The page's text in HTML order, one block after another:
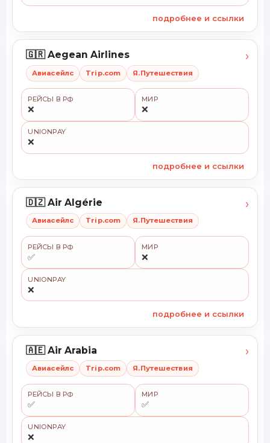
подробнее и ссылки
🇬🇷 Aegean Airlines
Авиасейлс Trip.com Я.Путешествия
›
РЕЙСЫ В РФ
❌
МИР
❌
UNIONPAY
❌
подробнее и ссылки
🇩🇿 Air Algérie
Авиасейлс Trip.com Я.Путешествия
›
РЕЙСЫ В РФ
✅
МИР
❌
UNIONPAY
❌
подробнее и ссылки
🇦🇪 Air Arabia
Авиасейлс Trip.com Я.Путешествия
›
РЕЙСЫ В РФ
✅
МИР
✅
UNIONPAY
❌